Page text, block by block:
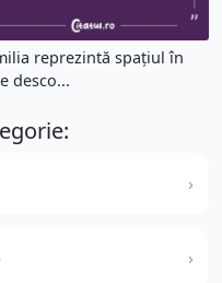
reprezintă spațiul în
desco...